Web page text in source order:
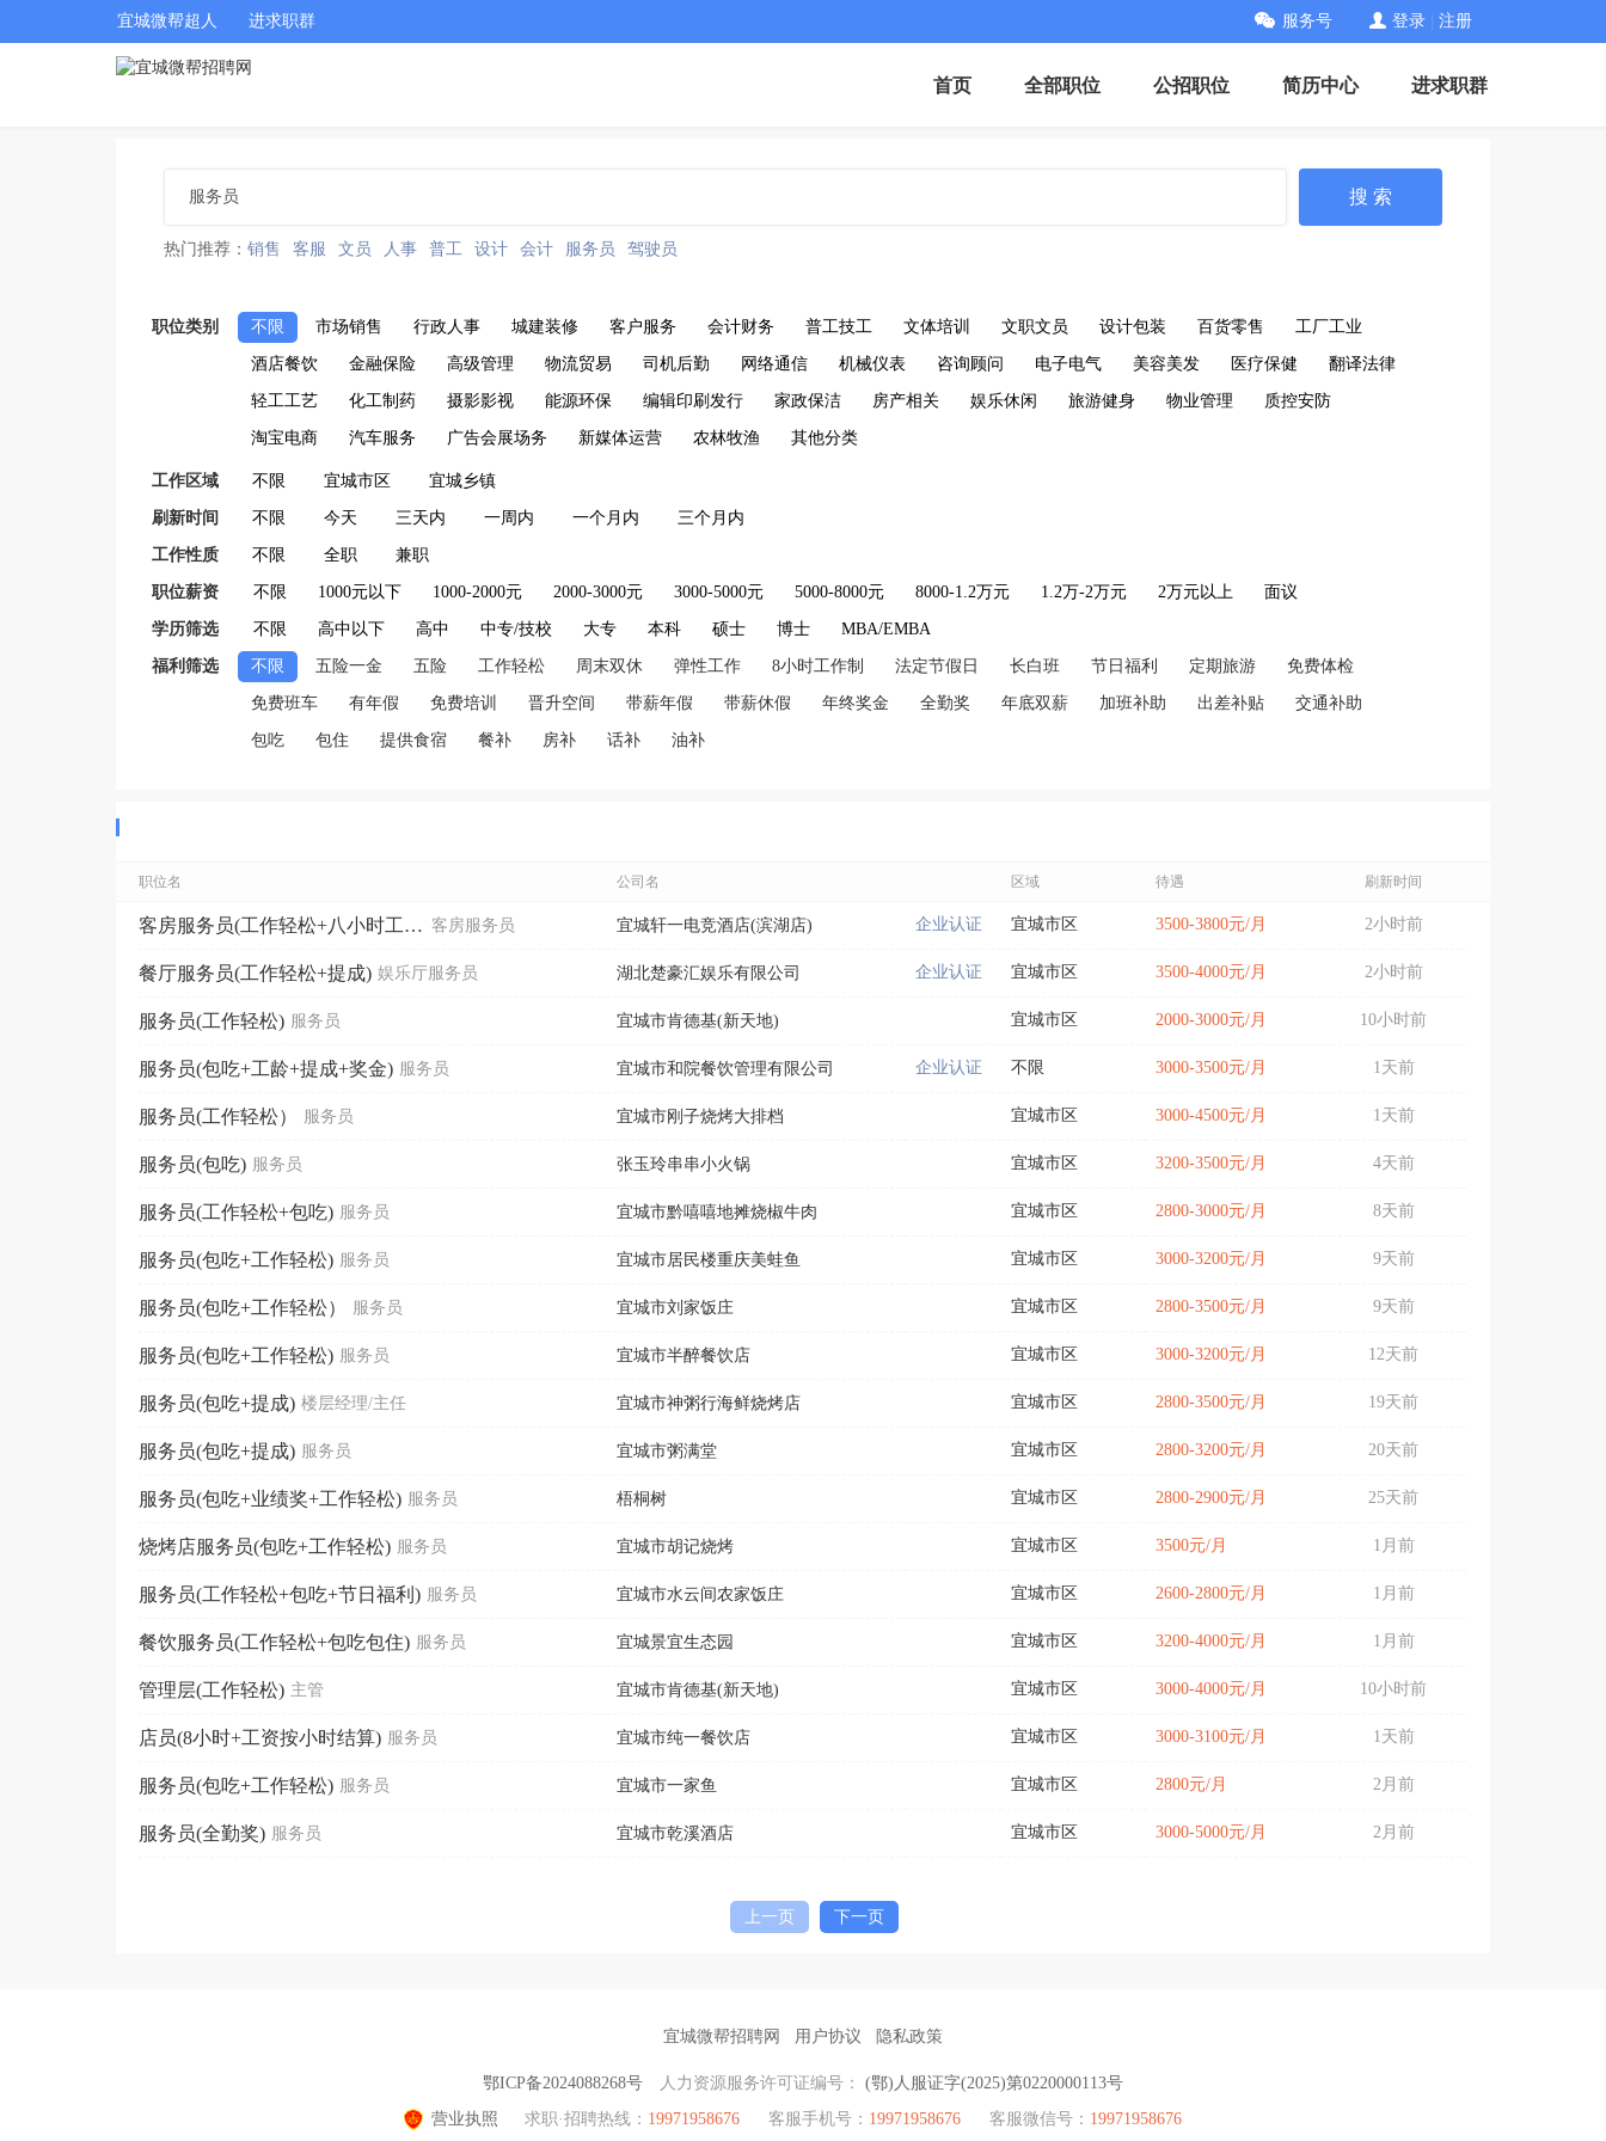
宜城微帮超人 进求职群 服务号 登录 注册
首页 全部职位 公招职位 简历中心 进求职群
搜 索
热门推荐： 销售 客服 文员 人事 普工 设计 会计 服务员 驾驶员
职位类别 不限 市场销售 行政人事 城建装修 客户服务 会计财务 普工技工 文体培训 文职文员 设计包装 百货零售 工厂工业
酒店餐饮 金融保险 高级管理 物流贸易 司机后勤 网络通信 机械仪表 咨询顾问 电子电气 美容美发 医疗保健 翻译法律
轻工工艺 化工制药 摄影影视 能源环保 编辑印刷发行 家政保洁 房产相关 娱乐休闲 旅游健身 物业管理 质控安防
淘宝电商 汽车服务 广告会展场务 新媒体运营 农林牧渔 其他分类
工作区域 不限 宜城市区 宜城乡镇
刷新时间 不限 今天 三天内 一周内 一个月内 三个月内
工作性质 不限 全职 兼职
职位薪资 不限 1000元以下 1000-2000元 2000-3000元 3000-5000元 5000-8000元 8000-1.2万元 1.2万-2万元 2万元以上 面议
学历筛选 不限 高中以下 高中 中专/技校 大专 本科 硕士 博士 MBA/EMBA
福利筛选 不限 五险一金 五险 工作轻松 周末双休 弹性工作 8小时工作制 法定节假日 长白班 节日福利 定期旅游 免费体检
免费班车 有年假 免费培训 晋升空间 带薪年假 带薪休假 年终奖金 全勤奖 年底双薪 加班补助 出差补贴 交通补助
包吃 包住 提供食宿 餐补 房补 话补 油补
职位名 公司名 区域 待遇 刷新时间
客房服务员(工作轻松+八小时工作制) 客房服务员 宜城轩一电竞酒店(滨湖店) 企业认证 宜城市区 3500-3800元/月 2小时前
餐厅服务员(工作轻松+提成) 娱乐厅服务员 湖北楚豪汇娱乐有限公司 企业认证 宜城市区 3500-4000元/月 2小时前
服务员(工作轻松) 服务员 宜城市肯德基(新天地) 宜城市区 2000-3000元/月 10小时前
服务员(包吃+工龄+提成+奖金) 服务员 宜城市和院餐饮管理有限公司 企业认证 不限 3000-3500元/月 1天前
服务员(工作轻松） 服务员 宜城市刚子烧烤大排档 宜城市区 3000-4500元/月 1天前
服务员(包吃) 服务员 张玉玲串串小火锅 宜城市区 3200-3500元/月 4天前
服务员(工作轻松+包吃) 服务员 宜城市黔嘻嘻地摊烧椒牛肉 宜城市区 2800-3000元/月 8天前
服务员(包吃+工作轻松) 服务员 宜城市居民楼重庆美蛙鱼 宜城市区 3000-3200元/月 9天前
服务员(包吃+工作轻松） 服务员 宜城市刘家饭庄 宜城市区 2800-3500元/月 9天前
服务员(包吃+工作轻松) 服务员 宜城市半醉餐饮店 宜城市区 3000-3200元/月 12天前
服务员(包吃+提成) 楼层经理/主任 宜城市神粥行海鲜烧烤店 宜城市区 2800-3500元/月 19天前
服务员(包吃+提成) 服务员 宜城市粥满堂 宜城市区 2800-3200元/月 20天前
服务员(包吃+业绩奖+工作轻松) 服务员 梧桐树 宜城市区 2800-2900元/月 25天前
烧烤店服务员(包吃+工作轻松) 服务员 宜城市胡记烧烤 宜城市区 3500元/月 1月前
服务员(工作轻松+包吃+节日福利) 服务员 宜城市水云间农家饭庄 宜城市区 2600-2800元/月 1月前
餐饮服务员(工作轻松+包吃包住) 服务员 宜城景宜生态园 宜城市区 3200-4000元/月 1月前
管理层(工作轻松) 主管 宜城市肯德基(新天地) 宜城市区 3000-4000元/月 10小时前
店员(8小时+工资按小时结算) 服务员 宜城市纯一餐饮店 宜城市区 3000-3100元/月 1天前
服务员(包吃+工作轻松) 服务员 宜城市一家鱼 宜城市区 2800元/月 2月前
服务员(全勤奖) 服务员 宜城市乾溪酒店 宜城市区 3000-5000元/月 2月前
上一页 下一页
宜城微帮招聘网 用户协议 隐私政策
鄂ICP备2024088268号 人力资源服务许可证编号： (鄂)人服证字(2025)第0220000113号
营业执照
求职·招聘热线： 19971958676 客服手机号： 19971958676 客服微信号： 19971958676